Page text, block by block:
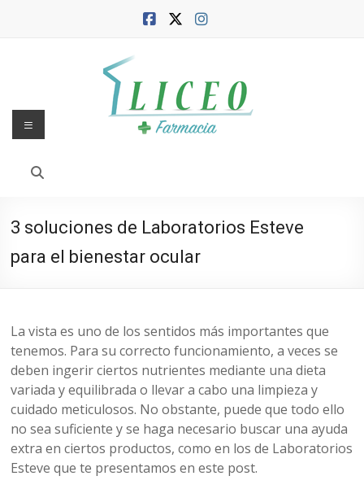
Blog
la
Farmacia
salud
y
belleza
Menú
3 soluciones de Laboratorios Esteve
para el bienestar ocular
La vista es uno de los sentidos más importantes que
tenemos. Para su correcto funcionamiento, a veces se
deben ingerir ciertos nutrientes mediante una dieta
variada y equilibrada o llevar a cabo una limpieza y
cuidado meticulosos. No obstante, puede que todo ello
no sea suficiente y se haga necesario buscar una ayuda
extra en ciertos productos, como en los de Laboratorios
Esteve que te presentamos en este post.